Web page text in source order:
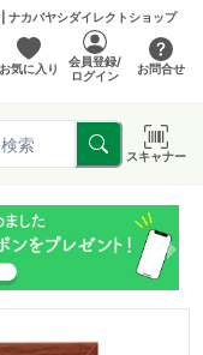
ナカバヤシダイレクトショップ
お気に入り
会員登録/
ログイン
お問合せ
スキャナー